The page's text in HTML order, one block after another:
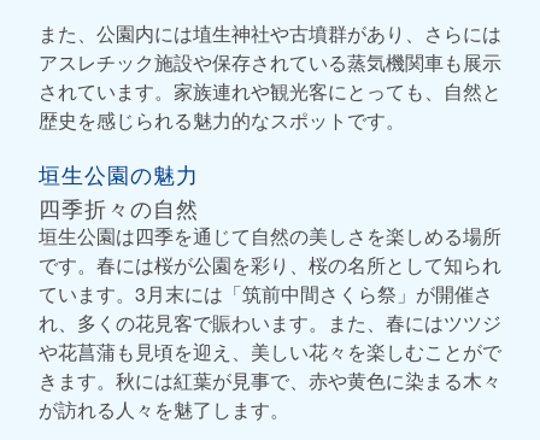
また、公園内には埴生神社や古墳群があり、さらには
アスレチック施設や保存されている蒸気機関車も展示
されています。家族連れや観光客にとっても、自然と
歴史を感じられる魅力的なスポットです。
垣生公園の魅力
四季折々の自然
垣生公園は四季を通じて自然の美しさを楽しめる場所
です。春には桜が公園を彩り、桜の名所として知られ
ています。3月末には「筑前中間さくら祭」が開催さ
れ、多くの花見客で賑わいます。また、春にはツツジ
や花菖蒲も見頃を迎え、美しい花々を楽しむことがで
きます。秋には紅葉が見事で、赤や黄色に染まる木々
が訪れる人々を魅了します。